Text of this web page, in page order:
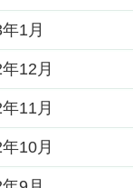
1月
12月
11月
10月